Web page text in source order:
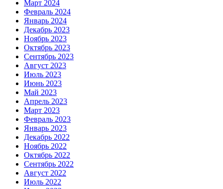
Март 2024
Февраль 2024
Январь 2024
Декабрь 2023
Ноябрь 2023
Октябрь 2023
Сентябрь 2023
Август 2023
Июль 2023
Июнь 2023
Май 2023
Апрель 2023
Март 2023
Февраль 2023
Январь 2023
Декабрь 2022
Ноябрь 2022
Октябрь 2022
Сентябрь 2022
Август 2022
Июль 2022